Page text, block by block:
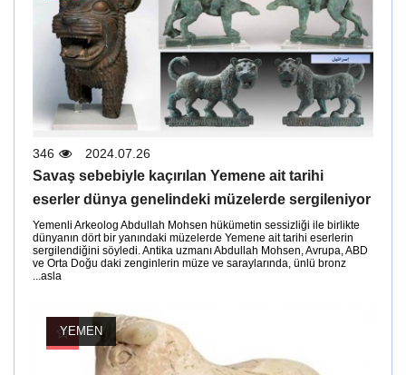
2024.07.26
346
Savaş sebebiyle kaçırılan Yemene ait tarihi
eserler dünya genelindeki müzelerde sergileniyor
Yemenli Arkeolog Abdullah Mohsen hükümetin sessizliği ile birlikte
dünyanın dört bir yanındaki müzelerde Yemene ait tarihi eserlerin
sergilendiğini söyledi. Antika uzmanı Abdullah Mohsen, Avrupa, ABD
ve Orta Doğu daki zenginlerin müze ve saraylarında, ünlü bronz
asla...
YEMEN